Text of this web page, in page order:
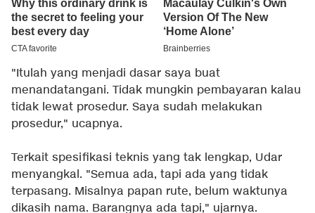
"Itulah yang menjadi dasar saya buat
menandatangani. Tidak mungkin pembayaran kalau
tidak lewat prosedur. Saya sudah melakukan
prosedur," ucapnya.
Terkait spesifikasi teknis yang tak lengkap, Udar
menyangkal. "Semua ada, tapi ada yang tidak
terpasang. Misalnya papan rute, belum waktunya
dikasih nama. Barangnya ada tapi," ujarnya.